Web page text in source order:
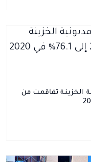
الخزينة تفاقمت من